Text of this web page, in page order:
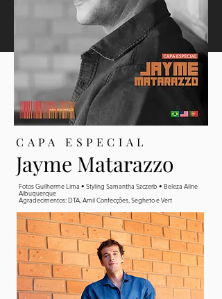
CAPA ESPECIAL
Jayme Matarazzo
Fotos Guilherme Lima • Styling Samantha Szczerb • Beleza Aline
Albuquerque
Agradecimentos: DTA, Amil Confecções, Segheto e Vert